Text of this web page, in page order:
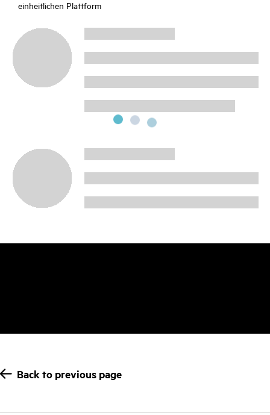
einheitlichen Plattform
Back to previous page